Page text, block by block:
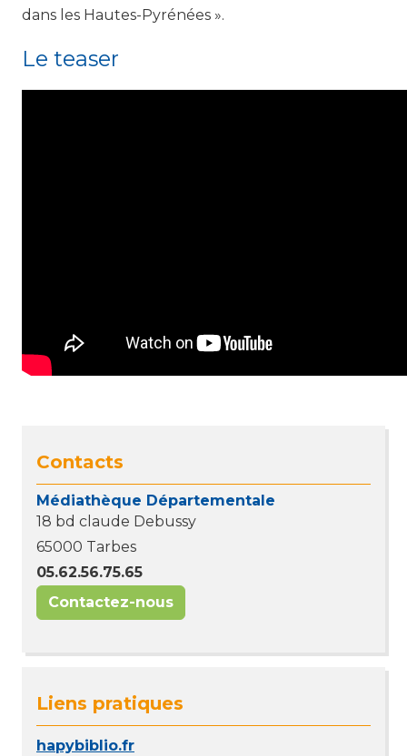
dans les Hautes-Pyrénées ».
Le teaser
Contacts
Médiathèque Départementale
18 bd claude Debussy
65000 Tarbes
05.62.56.75.65
Contactez-nous
Liens pratiques
hapybiblio.fr